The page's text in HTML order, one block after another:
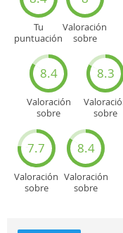
perder.
Tu
puntuación
Valoración
sobre
8.4
Valoración
sobre
8.3
sobre
turísticos
7.7
Valoración
sobre
8.4
Valoración
sobre